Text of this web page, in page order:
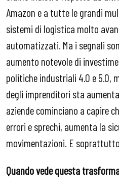
Amazon e a tutte le grandi
sistemi di logistica molto
automatizzati. Ma i segnali
aumento notevole di
politiche industriali 4.0 e 5.0,
degli imprenditori sta
aziende cominciano a capire
errori e sprechi, aumenta la
movimentazioni. E
Quando vede questa